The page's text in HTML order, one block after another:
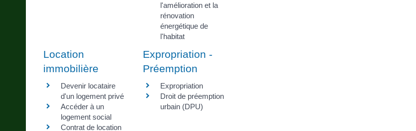
l'amélioration et la
rénovation
énergétique de
l'habitat
Location
immobilière
Devenir locataire
d'un logement privé
Accéder à un
logement social
Contrat de location
Expropriation -
Préemption
Expropriation
Droit de préemption
urbain (DPU)